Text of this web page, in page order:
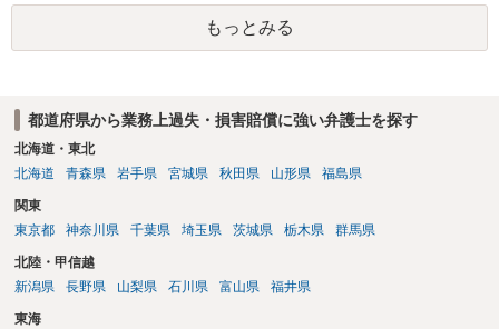
もっとみる
都道府県から業務上過失・損害賠償に強い弁護士を探す
北海道・東北
北海道
青森県 岩手県 宮城県 秋田県 山形県 福島県
関東
東京都
神奈川県 千葉県 埼玉県 茨城県 栃木県 群馬県
北陸・甲信越
新潟県
長野県 山梨県 石川県 富山県 福井県
東海